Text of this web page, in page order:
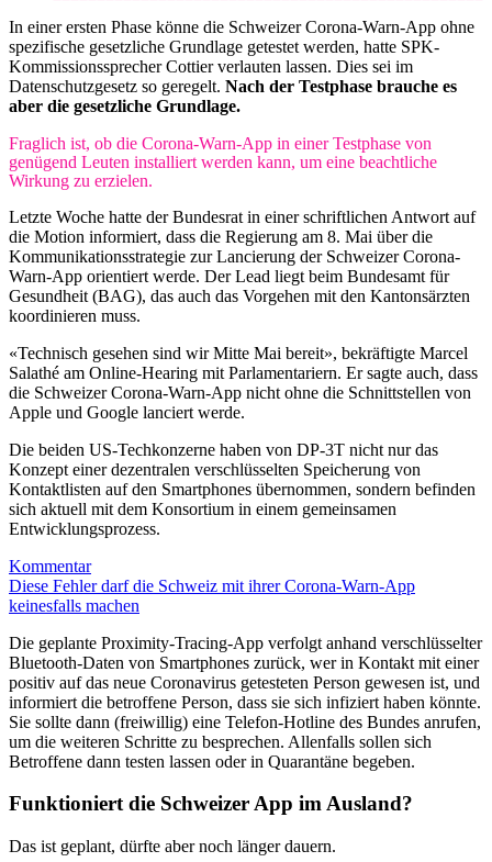
In einer ersten Phase könne die Schweizer Corona-Warn-App ohne
spezifische gesetzliche Grundlage getestet werden, hatte SPK-
Kommissionssprecher Cottier verlauten lassen. Dies sei im
Datenschutzgesetz so geregelt. Nach der Testphase brauche es
aber die gesetzliche Grundlage.
Fraglich ist, ob die Corona-Warn-App in einer Testphase von
genügend Leuten installiert werden kann, um eine beachtliche
Wirkung zu erzielen.
Letzte Woche hatte der Bundesrat in einer schriftlichen Antwort auf
die Motion informiert, dass die Regierung am 8. Mai über die
Kommunikationsstrategie zur Lancierung der Schweizer Corona-
Warn-App orientiert werde. Der Lead liegt beim Bundesamt für
Gesundheit (BAG), das auch das Vorgehen mit den Kantonsärzten
koordinieren muss.
«Technisch gesehen sind wir Mitte Mai bereit», bekräftigte Marcel
Salathé am Online-Hearing mit Parlamentariern. Er sagte auch, dass
die Schweizer Corona-Warn-App nicht ohne die Schnittstellen von
Apple und Google lanciert werde.
Die beiden US-Techkonzerne haben von DP-3T nicht nur das
Konzept einer dezentralen verschlüsselten Speicherung von
Kontaktlisten auf den Smartphones übernommen, sondern befinden
sich aktuell mit dem Konsortium in einem gemeinsamen
Entwicklungsprozess.
Kommentar
Diese Fehler darf die Schweiz mit ihrer Corona-Warn-App
keinesfalls machen
Die geplante Proximity-Tracing-App verfolgt anhand verschlüsselter
Bluetooth-Daten von Smartphones zurück, wer in Kontakt mit einer
positiv auf das neue Coronavirus getesteten Person gewesen ist, und
informiert die betroffene Person, dass sie sich infiziert haben könnte.
Sie sollte dann (freiwillig) eine Telefon-Hotline des Bundes anrufen,
um die weiteren Schritte zu besprechen. Allenfalls sollen sich
Betroffene dann testen lassen oder in Quarantäne begeben.
Funktioniert die Schweizer App im Ausland?
Das ist geplant, dürfte aber noch länger dauern.